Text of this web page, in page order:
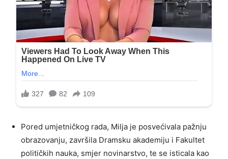
Pored umjetničkog rada, Milja je posvećivala pažnju
obrazovanju, završila Dramsku akademiju i Fakultet
političkih nauka, smjer novinarstvo, te se isticala kao